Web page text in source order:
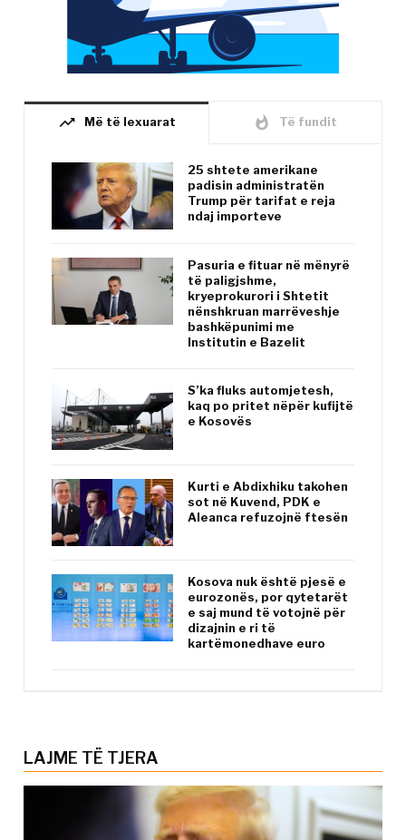
trending_up Më të lexuarat whatshot Të fundit
25 shtete amerikane
padisin administratën
Trump për tarifat e reja
ndaj importeve
Pasuria e fituar në mënyrë
të paligjshme,
kryeprokurori i Shtetit
nënshkruan marrëveshje
bashkëpunimi me
Institutin e Bazelit
S’ka fluks automjetesh,
kaq po pritet nëpër kufijtë
e Kosovës
Kurti e Abdixhiku takohen
sot në Kuvend, PDK e
Aleanca refuzojnë ftesën
Kosova nuk është pjesë e
eurozonës, por qytetarët
e saj mund të votojnë për
dizajnin e ri të
kartëmonedhave euro
LAJME TË TJERA